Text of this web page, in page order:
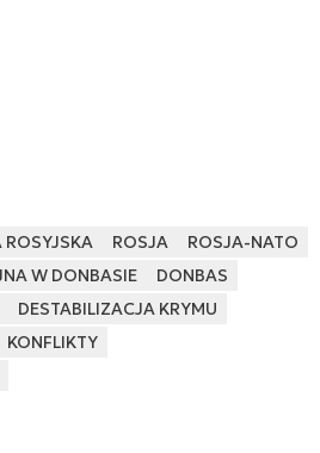
ROSYJSKA ROSJA
ROSJA-NATO
W DONBASIE
DONBAS
DESTABILIZACJA KRYMU
KONFLIKTY